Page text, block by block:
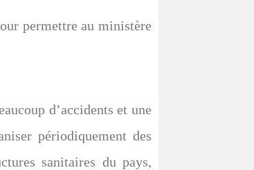
permettre au ministère
d’accidents et une
périodiquement des
sanitaires du pays,